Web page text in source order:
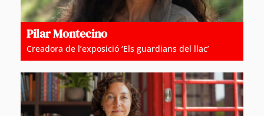
Pilar Montecino
Creadora de l’exposició ‘Els guardians del llac’